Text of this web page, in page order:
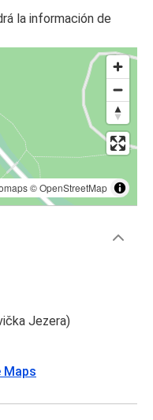
la información de
©OpenStreetMap
Jezera)
Maps